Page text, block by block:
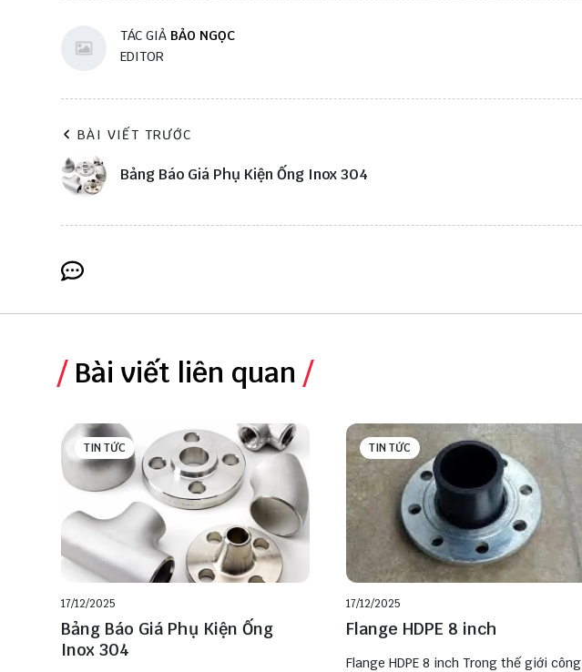
TÁC GIẢ BẢO NGỌC
EDITOR
BÀI VIẾT TRƯỚC
Bảng Báo Giá Phụ Kiện Ống Inox 304
Bài viết liên quan
TIN TỨC
17/12/2025
Bảng Báo Giá Phụ Kiện Ống
Inox 304
TIN TỨC
17/12/2025
Flange HDPE 8 inch
Flange HDPE 8 inch Trong thế giới công